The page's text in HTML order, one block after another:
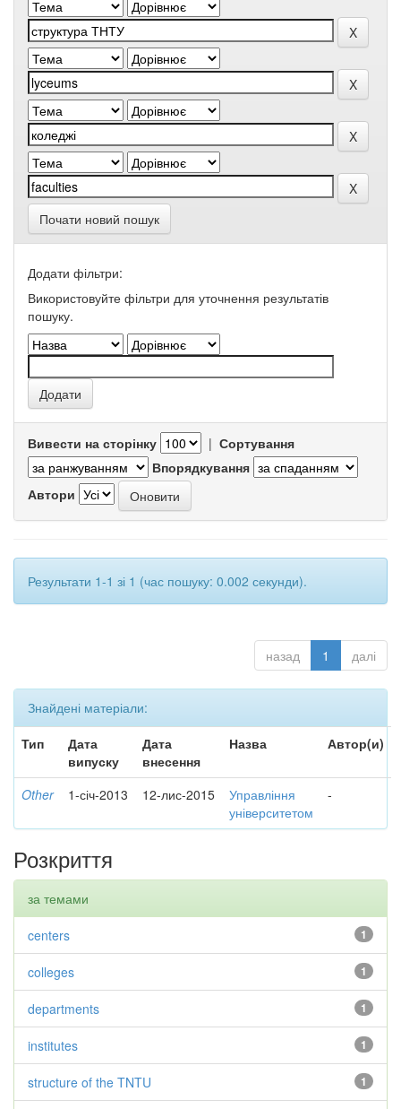
Почати новий пошук
Додати фільтри:
Використовуйте фільтри для уточнення результатів
пошуку.
Вивести на сторінку | Сортування
Впорядкування
Автори
Результати 1-1 зі 1 (час пошуку: 0.002 секунди).
назад 1 далі
Знайдені матеріали:
Тип
Дата
випуску
Дата
внесення
Назва Автор(и)
Other 1-січ-2013 12-лис-2015
Управління
університетом
-
Розкриття
за темами
1
centers
1
colleges
1
departments
1
institutes
1
structure of the TNTU